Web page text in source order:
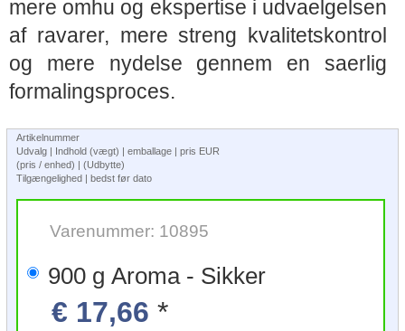
mere omhu og ekspertise i udvaelgelsen
af ravarer, mere streng kvalitetskontrol
og mere nydelse gennem en saerlig
formalingsproces.
Artikelnummer
Udvalg | Indhold (vægt) | emballage | pris EUR
(pris / enhed) | (Udbytte)
Tilgængelighed | bedst før dato
Varenummer: 10895
900 g Aroma - Sikker
€ 17,66 *